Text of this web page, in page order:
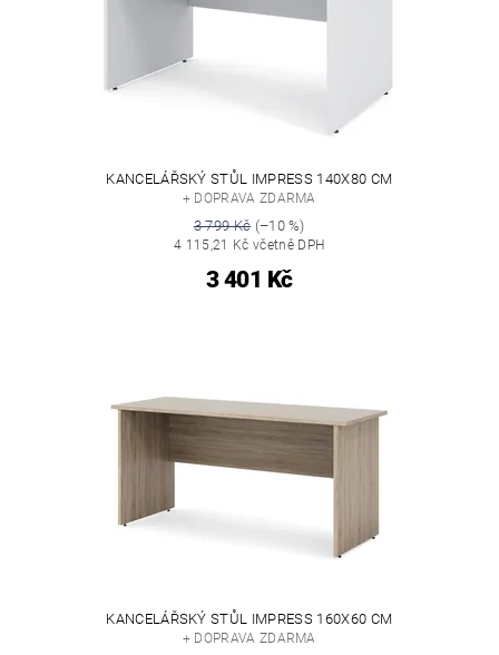
KANCELÁŘSKÝ STŮL IMPRESS 140X80 CM
+ DOPRAVA ZDARMA
3 799 Kč(–10 %)
4 115,21 Kč včetně DPH
3 401 Kč
KANCELÁŘSKÝ STŮL IMPRESS 160X60 CM
+ DOPRAVA ZDARMA